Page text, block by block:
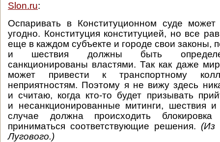
Slon.ru:
Оспаривать в Конституционном суде
угодно. Конституция конституцией, но все
еще в каждом субъекте и городе свои законы,
и шествия должны быть
санкционированы властями. Так как даже
может привести к транспортному
неприятностям. Поэтому я не вижу здесь
и считаю, когда кто-то будет призывать
и несанкционированные митинги, шествия
случае должна происходить
приниматься соответствующие решения. (Из
Лугового.)